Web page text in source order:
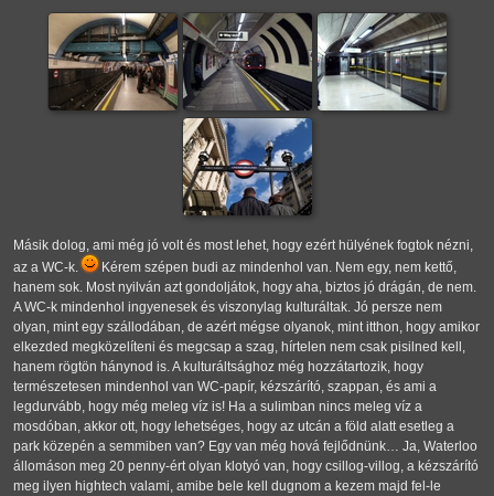
Másik dolog, ami még jó volt és most lehet, hogy ezért hülyének fogtok nézni,
az a WC-k.
Kérem szépen budi az mindenhol van. Nem egy, nem kettő,
hanem sok. Most nyilván azt gondoljátok, hogy aha, biztos jó drágán, de nem.
A WC-k mindenhol ingyenesek és viszonylag kulturáltak. Jó persze nem
olyan, mint egy szállodában, de azért mégse olyanok, mint itthon, hogy amikor
elkezded megközelíteni és megcsap a szag, hírtelen nem csak pisilned kell,
hanem rögtön hánynod is. A kulturáltsághoz még hozzátartozik, hogy
természetesen mindenhol van WC-papír, kézszárító, szappan, és ami a
legdurvább, hogy még meleg víz is! Ha a sulimban nincs meleg víz a
mosdóban, akkor ott, hogy lehetséges, hogy az utcán a föld alatt esetleg a
park közepén a semmiben van? Egy van még hová fejlődnünk… Ja, Waterloo
állomáson meg 20 penny-ért olyan klotyó van, hogy csillog-villog, a kézszárító
meg ilyen hightech valami, amibe bele kell dugnom a kezem majd fel-le